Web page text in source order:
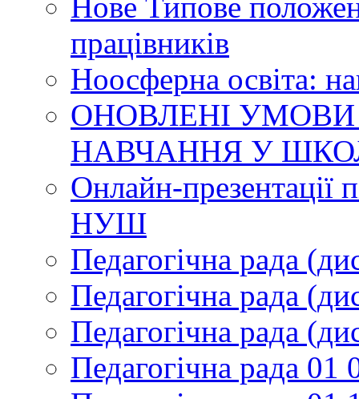
працівників
Ноосферна освіта:
ОНОВЛЕНІ
НАВЧАННЯ У
Онлайн-презентації
НУШ
Педагогічна рада
Педагогічна рада
Педагогічна рада
Педагогічна рада 01